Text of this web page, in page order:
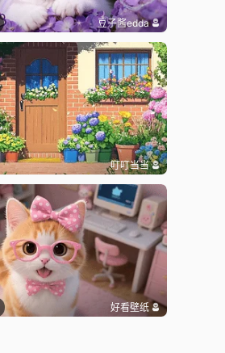
豆子酱edda
叮叮当当
好看壁纸